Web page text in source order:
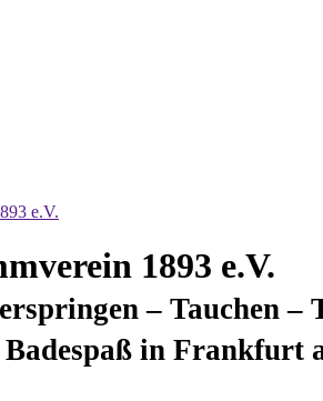
1893 e.V.
– Tauchen –
in Frankfurt